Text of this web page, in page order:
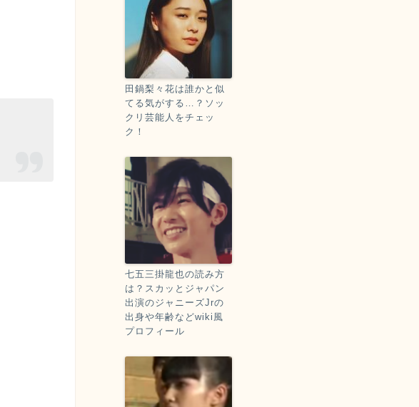
田鍋梨々花は誰かと似
てる気がする…？ソッ
クリ芸能人をチェッ
ク！
七五三掛龍也の読み方
は？スカッとジャパン
出演のジャニーズJrの
出身や年齢などwiki風
プロフィール